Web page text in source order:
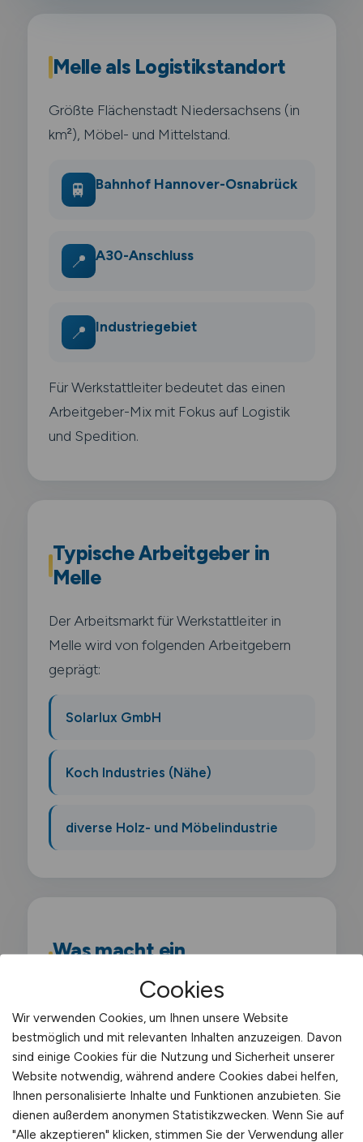
Melle als Logistikstandort
Größte Flächenstadt Niedersachsens (in
km²), Möbel- und Mittelstand.
🚆 Bahnhof Hannover-Osnabrück
📍 A30-Anschluss
📍 Industriegebiet
Für Werkstattleiter bedeutet das einen
Arbeitgeber-Mix mit Fokus auf Logistik
und Spedition.
Typische Arbeitgeber in
Melle
Der Arbeitsmarkt für Werkstattleiter in
Melle wird von folgenden Arbeitgebern
geprägt:
Solarlux GmbH
Koch Industries (Nähe)
diverse Holz- und Möbelindustrie
Was macht ein
Als Werkstattleiter organisierst du den
gesamten Werkstattbetrieb und führst das
Team aus Mechanikern und Technikern. Du
planst Aufträge. überwachst Termine und
stellst die Qualität der Arbeiten sicher.
Cookies
Wir verwenden Cookies, um Ihnen unsere Website
bestmöglich und mit relevanten Inhalten anzuzeigen. Davon
sind einige Cookies für die Nutzung und Sicherheit unserer
Website notwendig, während andere Cookies dabei helfen,
Ihnen personalisierte Inhalte und Funktionen anzubieten. Sie
dienen außerdem anonymen Statistikzwecken. Wenn Sie auf
"Alle akzeptieren" klicken, stimmen Sie der Verwendung aller